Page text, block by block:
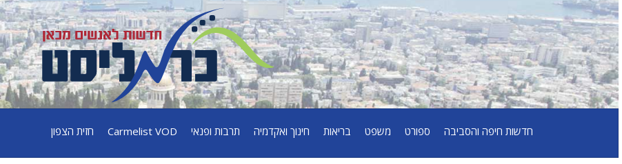
חדשות חיפה והסביבה ספורט משפט בריאות חינוך ואקדמיה תרבות ופנאי Carmelist VOD חזית הצפון